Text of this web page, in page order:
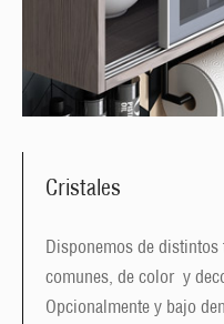
Cristales
Disponemos de
comunes, de color y
Opcionalmente y bajo